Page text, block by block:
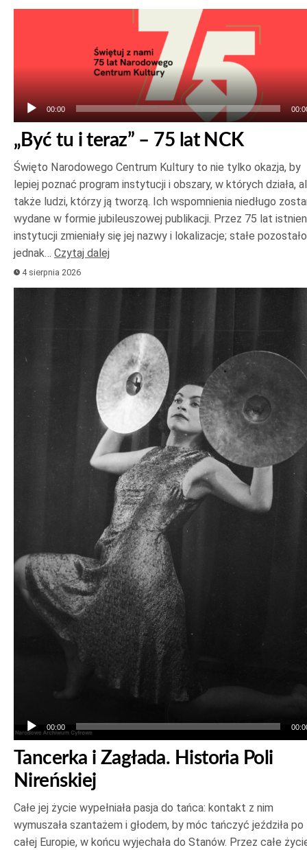
00:00
„Być tu i teraz” – 75 lat NCK
Święto Narodowego Centrum Kultury to nie tylko okazja, by
lepiej poznać program instytucji i obszary, w których działa,
także ludzi, którzy ją tworzą. Ich wspomnienia niedługo
wydane w formie jubileuszowej publikacji. Przez 75 lat
instytucji zmieniały się jej nazwy i lokalizacje; stałe pozostało
jednak… Czytaj dalej
4 sierpnia 2026
00:00
Tancerka i Zagłada. Historia Poli
Nireńskiej
Całe jej życie wypełniała pasja do tańca: kontakt z nim
wymuszała szantażem i głodem, by móc tańczyć jeździła po
całej Europie, w końcu wyjechała do Stanów. Przez całe